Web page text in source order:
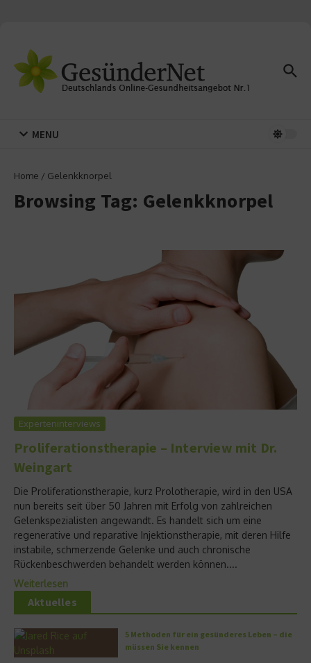
MENU
Home / Gelenkknorpel
Browsing Tag: Gelenkknorpel
Experteninterviews
Proliferationstherapie – Interview mit Dr.
Weingart
Die Proliferationstherapie, kurz Prolotherapie, wird in den USA
nun bereits seit über 50 Jahren mit Erfolg von zahlreichen
Gelenkspezialisten angewandt. Es handelt sich um eine
regenerative und reparative Injektionstherapie, mit deren Hilfe
instabile, schmerzende Gelenke und auch chronische
Rückenbeschwerden behandelt werden können....
Weiterlesen
Aktuelles
5 Methoden für ein gesünderes Leben – die
müssen Sie kennen